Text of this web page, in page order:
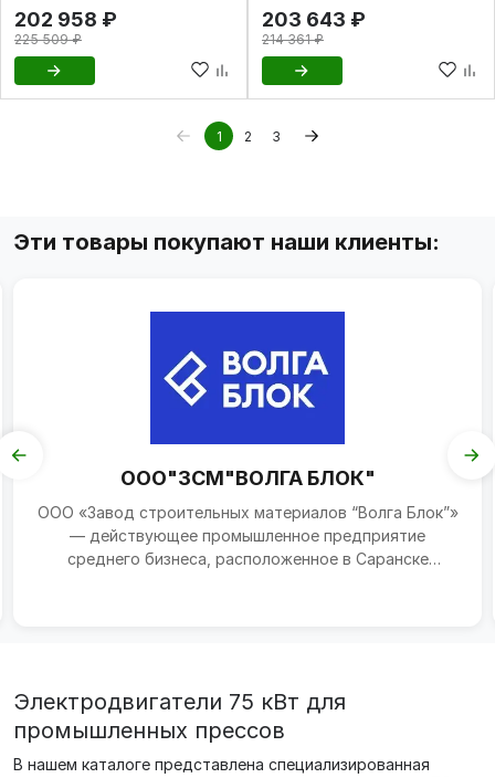
202 958 ₽
225 509 ₽
203 643 ₽
214 361 ₽
1 2 3
Эти товары покупают наши клиенты:
ООО"ЗСМ"ВОЛГА БЛОК"
ООО «Завод строительных материалов “Волга Блок”»
— действующее промышленное предприятие
среднего бизнеса, расположенное в Саранске
Электродвигатели 75 кВт для
промышленных прессов
В нашем каталоге представлена специализированная